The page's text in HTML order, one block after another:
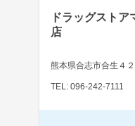
ドラッグスト
店
熊本県合志市合生４２
TEL: 096-242-7111